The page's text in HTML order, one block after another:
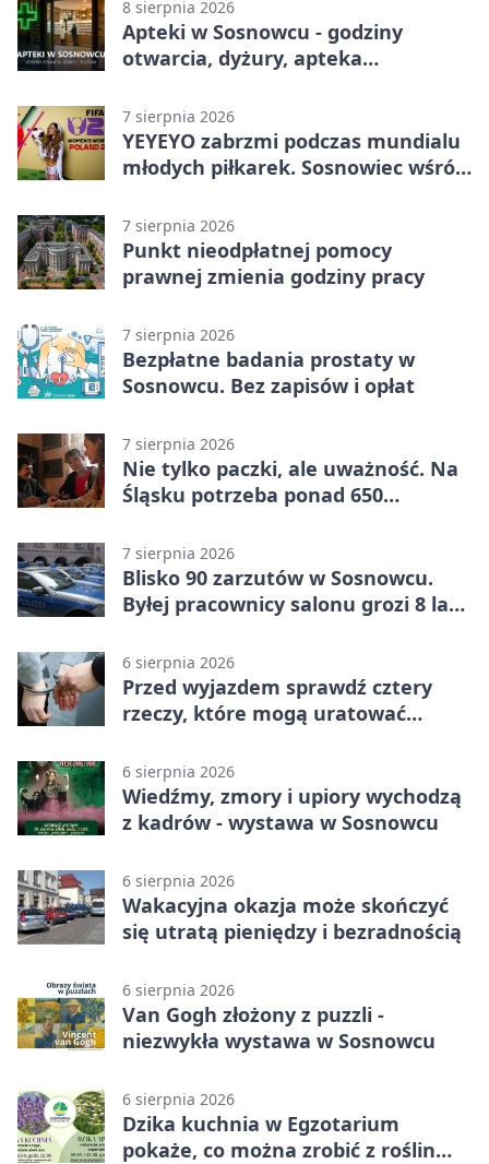
8 sierpnia 2026
Apteki w Sosnowcu - godziny
otwarcia, dyżury, apteka
7 sierpnia 2026
YEYEYO zabrzmi podczas mundialu
młodych piłkarek. Sosnowiec wśród
7 sierpnia 2026
Punkt nieodpłatnej pomocy
prawnej zmienia godziny pracy
7 sierpnia 2026
Bezpłatne badania prostaty w
Sosnowcu. Bez zapisów i opłat
7 sierpnia 2026
Nie tylko paczki, ale uważność. Na
Śląsku potrzeba ponad 650
7 sierpnia 2026
Blisko 90 zarzutów w Sosnowcu.
Byłej pracownicy salonu grozi 8 lat
6 sierpnia 2026
Przed wyjazdem sprawdź cztery
rzeczy, które mogą uratować
6 sierpnia 2026
Wiedźmy, zmory i upiory wychodzą
z kadrów - wystawa w Sosnowcu
6 sierpnia 2026
Wakacyjna okazja może skończyć
się utratą pieniędzy i bezradnością
6 sierpnia 2026
Van Gogh złożony z puzzli -
niezwykła wystawa w Sosnowcu
6 sierpnia 2026
Dzika kuchnia w Egzotarium
pokaże, co można zrobić z roślin